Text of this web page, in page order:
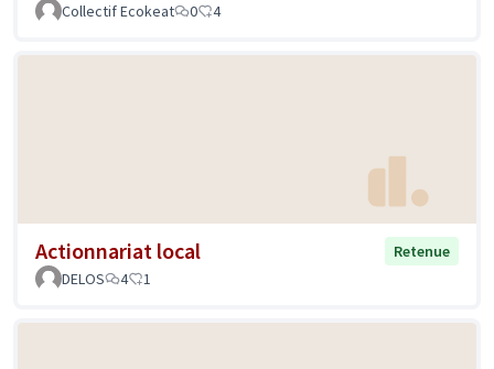
Collectif Ecokeat 0 4
Actionnariat local
Retenue
DELOS
4 1